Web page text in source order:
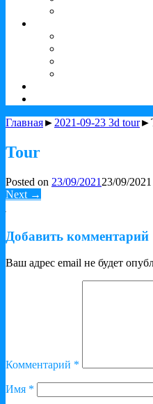
Главная► 2021-09-23 3d tour
Tour
Posted on 23/09/2021 23/09/2021
Next →
Добавить комментарий
Ваш адрес email не будет
Комментарий *
Имя *